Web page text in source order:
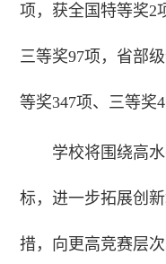
项，获全国特等奖2
三等奖97项，省部
等奖347项、三等奖
学校将围绕高
标，进一步拓展创
措，向更高竞赛层